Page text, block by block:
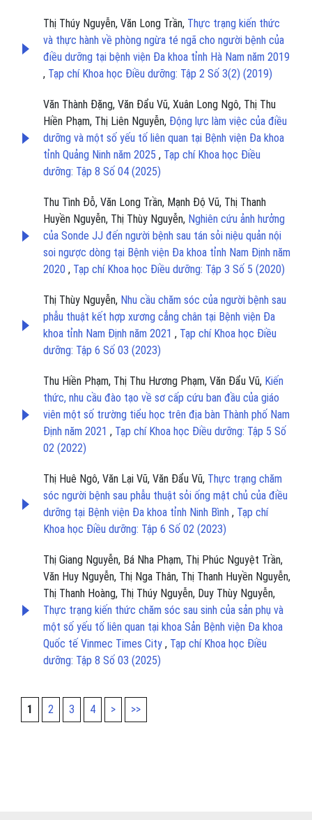
Thị Thúy Nguyễn, Văn Long Trần, Thực trạng kiến thức
và thực hành về phòng ngừa té ngã cho người bệnh của
điều dưỡng tại bệnh viện Đa khoa tỉnh Hà Nam năm 2019
, Tạp chí Khoa học Điều dưỡng: Tập 2 Số 3(2) (2019)
Văn Thành Đặng, Văn Đẩu Vũ, Xuân Long Ngô, Thị Thu
Hiền Phạm, Thị Liên Nguyễn, Động lực làm việc của điều
dưỡng và một số yếu tố liên quan tại Bệnh viện Đa khoa
tỉnh Quảng Ninh năm 2025 , Tạp chí Khoa học Điều
dưỡng: Tập 8 Số 04 (2025)
Thu Tình Đỗ, Văn Long Trần, Mạnh Độ Vũ, Thị Thanh
Huyền Nguyễn, Thị Thùy Nguyễn, Nghiên cứu ảnh hưởng
của Sonde JJ đến người bệnh sau tán sỏi niệu quản nội
soi ngược dòng tại Bệnh viện Đa khoa tỉnh Nam Định năm
2020 , Tạp chí Khoa học Điều dưỡng: Tập 3 Số 5 (2020)
Thị Thùy Nguyễn, Nhu cầu chăm sóc của người bệnh sau
phẫu thuật kết hợp xương cẳng chân tại Bệnh viện Đa
khoa tỉnh Nam Định năm 2021 , Tạp chí Khoa học Điều
dưỡng: Tập 6 Số 03 (2023)
Thu Hiền Phạm, Thị Thu Hương Phạm, Văn Đẩu Vũ, Kiến
thức, nhu cầu đào tạo về sơ cấp cứu ban đầu của giáo
viên một số trường tiểu học trên địa bàn Thành phố Nam
Định năm 2021 , Tạp chí Khoa học Điều dưỡng: Tập 5 Số
02 (2022)
Thị Huê Ngô, Văn Lại Vũ, Văn Đẩu Vũ, Thực trạng chăm
sóc người bệnh sau phẫu thuật sỏi ống mật chủ của điều
dưỡng tại Bệnh viện Đa khoa tỉnh Ninh Bình , Tạp chí
Khoa học Điều dưỡng: Tập 6 Số 02 (2023)
Thị Giang Nguyễn, Bá Nha Phạm, Thị Phúc Nguyệt Trần,
Văn Huy Nguyễn, Thị Nga Thân, Thị Thanh Huyền Nguyễn,
Thị Thanh Hoàng, Thị Thúy Nguyễn, Duy Thùy Nguyễn,
Thực trạng kiến thức chăm sóc sau sinh của sản phụ và
một số yếu tố liên quan tại khoa Sản Bệnh viện Đa khoa
Quốc tế Vinmec Times City , Tạp chí Khoa học Điều
dưỡng: Tập 8 Số 03 (2025)
1 2 3 4 > >>